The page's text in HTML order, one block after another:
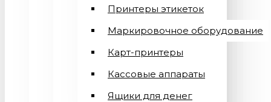
Принтеры этикеток
Маркировочное оборудование
Карт-принтеры
Кассовые аппараты
Ящики для денег